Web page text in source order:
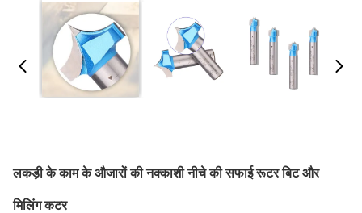
लकड़ी के काम के औजारों की नक्काशी नीचे की सफाई रूटर बिट और
मिलिंग कटर